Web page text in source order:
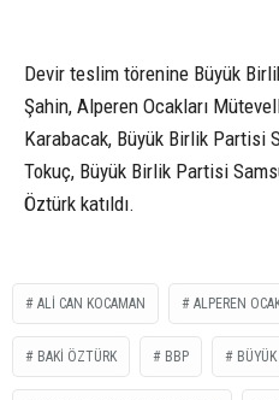
Devir teslim törenine Büyük
Şahin, Alperen Ocakları
Karabacak, Büyük Birlik Partisi
Tokuç, Büyük Birlik Partisi
Öztürk katıldı.
ALI CAN KOCAMAN ALPEREN
BAKI ÖZTÜRK BBP